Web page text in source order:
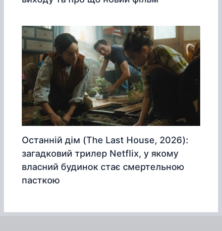
Останній дім (The Last House, 2026):
загадковий трилер Netflix, у якому
власний будинок стає смертельною
пасткою